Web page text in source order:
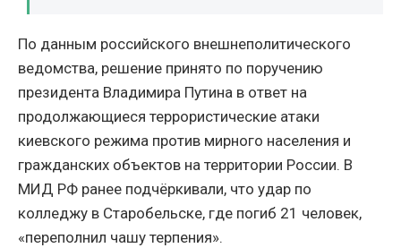
По данным российского внешнеполитического
ведомства, решение принято по поручению
президента Владимира Путина в ответ на
продолжающиеся террористические атаки
киевского режима против мирного населения и
гражданских объектов на территории России. В
МИД РФ ранее подчёркивали, что удар по
колледжу в Старобельске, где погиб 21 человек,
«переполнил чашу терпения».